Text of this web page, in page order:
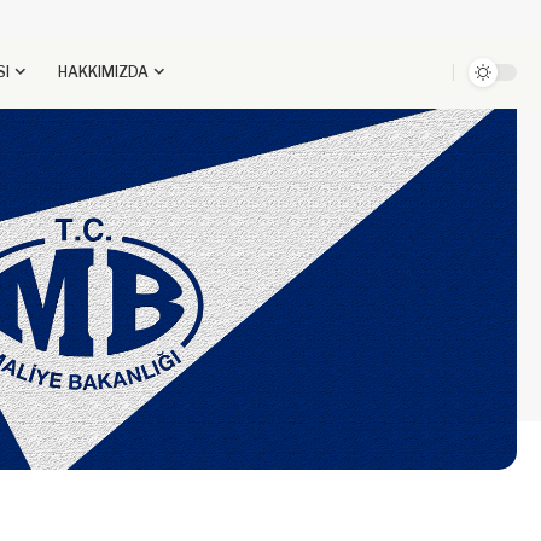
HAKKIMIZDA